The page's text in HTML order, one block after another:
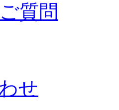
質問
せ